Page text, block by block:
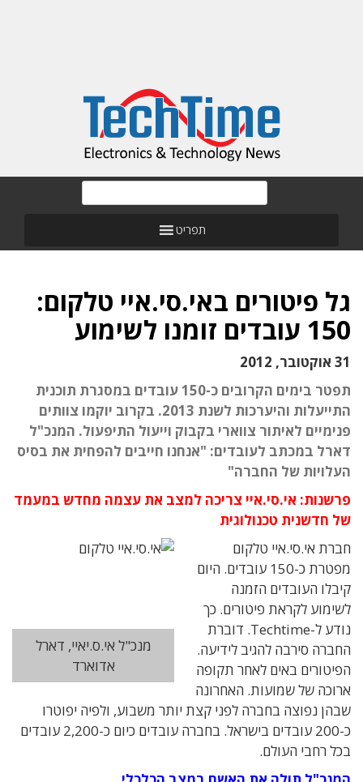
תפריט
גל פיטורים באי.סי.איי טלקום:
150 עובדים זומנו לשימוע
31 אוקטובר, 2012
תפטר בימים הקרובים כ-150 עובדים במסגרת תוכנית
התייעלות והיערכות לשנת 2013. בקרוב יוקמו צוותים
פנימיים לאיתור צווארי בקבוק וייעול התיפעול. המנכ"ל
דארל במכתב לעובדים: "אנחנו חייבים להפחית את בסיס
העלויות של החברה"
פרשנות: אי.סי.איי צריכה למצב את עצמה מחדש במעמד
של חדשנית טכנולוגית
מנכ"ל אי.ס.יאיי, דארל
אדוארד
חברת אי.סי.איי טלקום
מפטרת כ-150 עובדים. היום
קיבלו העובדים הזמנה
לשימוע לקראת פיטורים. כך
נודע ל-Techtime. דוברת
החברה סירבה להגיב לידיעה.
הפיטורים באים לאחר תקופה
ארוכה של שמועות. האחרונה
שבהן נפוצה בחברה לפני קצת יותר משבוע, ולפיה יפוטרו
כ-200 עובדים בישראל. בחברה עובדים כיום כ-2,200 עובדים
בכל רחבי העולם.